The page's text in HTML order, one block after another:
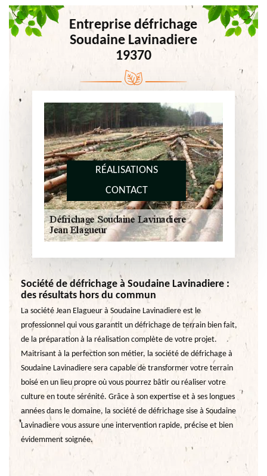
RÉALISATIONS
CONTACT
Entreprise défrichage
Soudaine Lavinadiere
19370
Société de défrichage à Soudaine Lavinadiere :
des résultats hors du commun
La société Jean Elagueur à Soudaine Lavinadiere est le
professionnel qui vous garantit un défrichage de terrain bien fait,
de la préparation à la réalisation complète de votre projet.
Maitrisant à la perfection son métier, la société de défrichage à
Soudaine Lavinadiere sera capable de transformer votre terrain
boisé en un lieu propre où vous pourrez bâtir ou réaliser votre
culture en toute sérénité. Grâce à son expertise et à ses longues
années dans le domaine, la société de défrichage sise à Soudaine
Lavinadiere vous assure une intervention rapide, précise et bien
évidemment soignée.